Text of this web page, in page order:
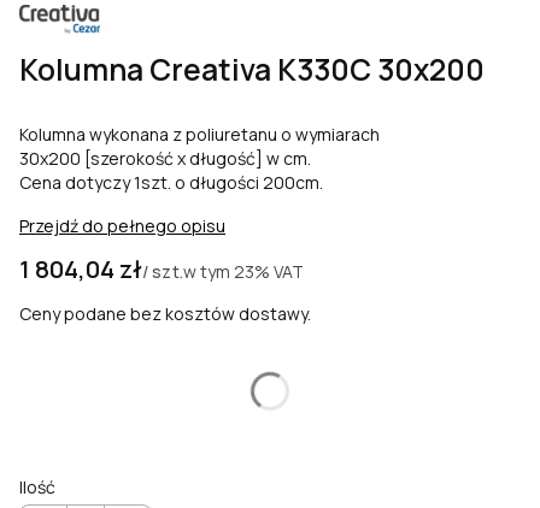
Kolumna Creativa K330C 30x200
Kolumna wykonana z poliuretanu o wymiarach
30x200 [szerokość x długość] w cm.
Cena dotyczy 1szt. o długości 200cm.
Przejdź do pełnego opisu
Cena
1 804,04 zł/ szt.w tym 23% VAT
Ceny podane bez kosztów dostawy.
Poszczególne warianty mogą różnić się ceną
Ilość